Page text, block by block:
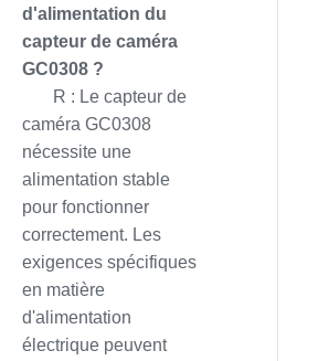
d'alimentation du
capteur de caméra
GC0308 ?
R : Le capteur de
caméra GC0308
nécessite une
alimentation stable
pour fonctionner
correctement. Les
exigences spécifiques
en matière
d'alimentation
électrique peuvent